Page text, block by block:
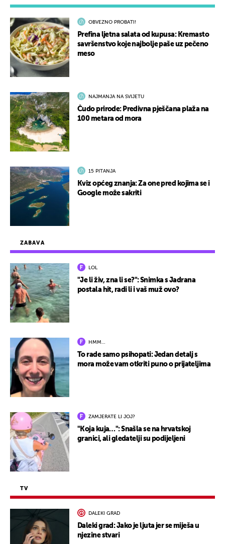
ZABAVA
LOL
"Je li živ, zna li se?": Snimka s Jadrana
postala hit, radi li i vaš muž ovo?
HMM…
To rade samo psihopati: Jedan detalj s
mora može vam otkriti puno o prijateljima
ZAMJERATE LI JOJ?
"Koja kuja…": Snašla se na hrvatskoj
granici, ali gledatelji su podijeljeni
TV
DALEKI GRAD
Daleki grad: Jako je ljuta jer se miješa u
njezine stvari
OBVEZNO PROBATI!
Prefina ljetna salata od kupusa: Kremasto
savršenstvo koje najbolje paše uz pečeno
meso
NAJMANJA NA SVIJETU
Čudo prirode: Predivna pješčana plaža na
100 metara od mora
15 PITANJA
Kviz općeg znanja: Za one pred kojima se i
Google može sakriti